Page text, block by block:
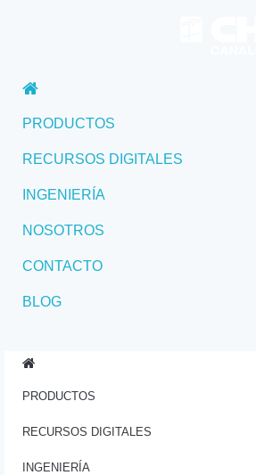
Inicio
PRODUCTOS
RECURSOS DIGITALES
INGENIERÍA
NOSOTROS
CONTACTO
BLOG
Inicio
PRODUCTOS
RECURSOS DIGITALES
INGENIERÍA